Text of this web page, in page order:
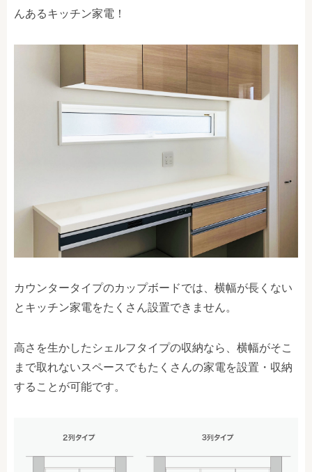
んあるキッチン家電！
カウンタータイプのカップボードでは、横幅が長くない
とキッチン家電をたくさん設置できません。
高さを生かしたシェルフタイプの収納なら、横幅がそこ
まで取れないスペースでもたくさんの家電を設置・収納
することが可能です。